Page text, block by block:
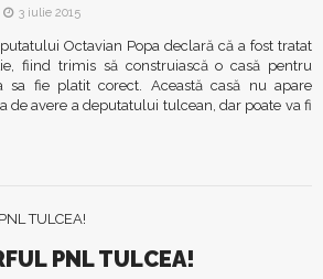
3 iulie 2015
Octavian Popa declară că a fost tratat
fiind trimis să construiască o casă pentru
sa fie platit corect. Această casă nu apare
de avere a deputatului tulcean, dar poate va fi
PNL TULCEA!